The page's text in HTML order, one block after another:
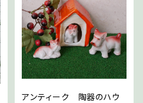
アンティーク 陶器のハウ